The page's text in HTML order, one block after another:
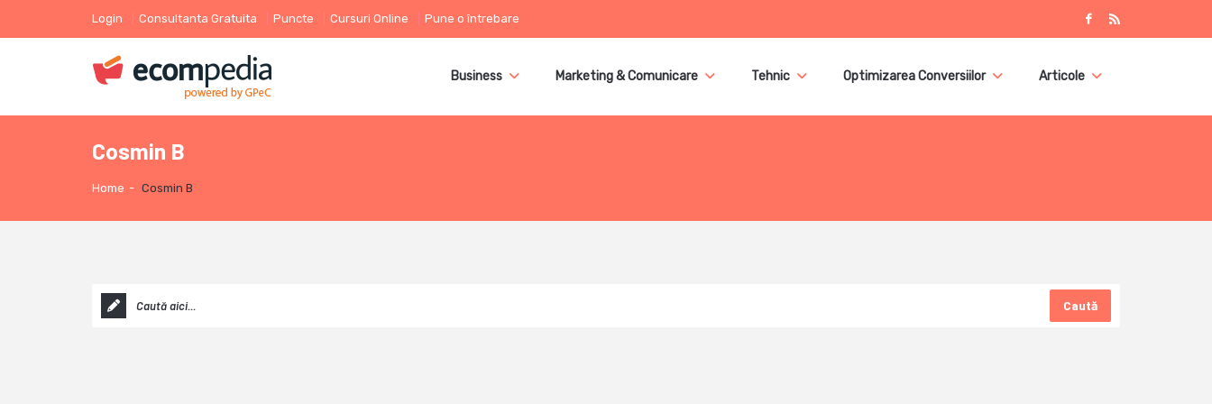
Login Consultanta Gratuita Puncte Cursuri Online Pune o întrebare
Business Marketing & Comunicare Tehnic Optimizarea Conversiilor Articole
Cosmin B
Home - Cosmin B
Caută